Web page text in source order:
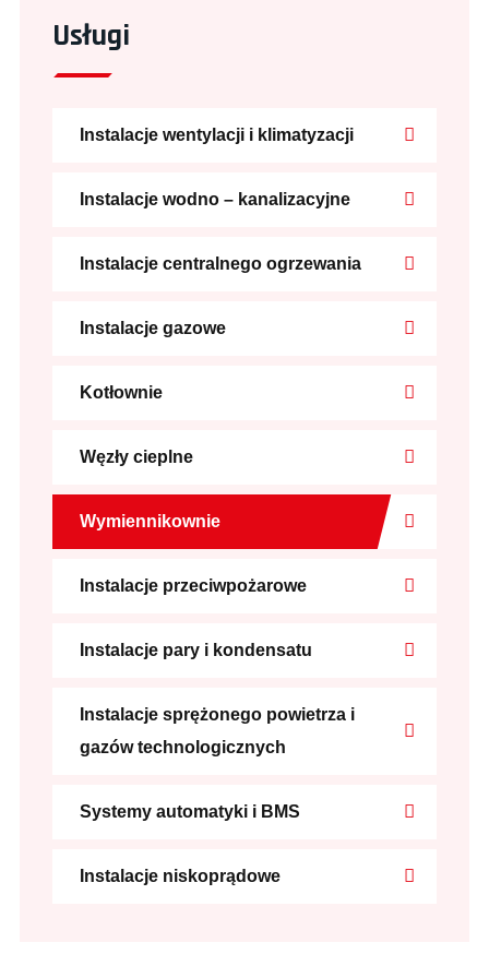
Usługi
Instalacje wentylacji i klimatyzacji
Instalacje wodno – kanalizacyjne
Instalacje centralnego ogrzewania
Instalacje gazowe
Kotłownie
Węzły cieplne
Wymiennikownie
Instalacje przeciwpożarowe
Instalacje pary i kondensatu
Instalacje sprężonego powietrza i
gazów technologicznych
Systemy automatyki i BMS
Instalacje niskoprądowe